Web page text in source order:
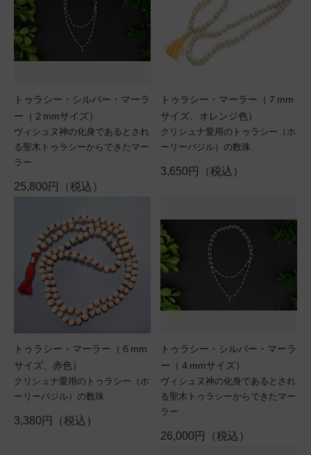
トゥラシー・シルバー・マーラ
ー（２mmサイズ）
ヴィシュヌ神の化身であるとされ
る聖木トゥラシーからできたマー
ラー
25,800円（税込）
トゥラシー・マーラー（７mm
サイズ、オレンジ色）
クリシュナ愛用のトゥラシー（ホ
ーリーバジル）の数珠
3,650円（税込）
トゥラシー・マーラー（６mm
サイズ、赤色）
クリシュナ愛用のトゥラシー（ホ
ーリーバジル）の数珠
3,380円（税込）
トゥラシー・シルバー・マーラ
ー（４mmサイズ）
ヴィシュヌ神の化身であるとされ
る聖木トゥラシーからできたマー
ラー
26,000円（税込）